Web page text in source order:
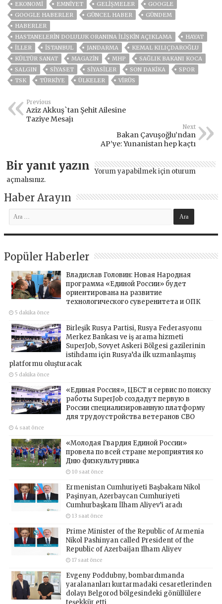
EKONOMİ
EMNİYET GELIŞMELER
GOOGLE
GOOGLE HABERLER
GÜNCEL HABER
GÜNDEM
HABERLER
HASTANELERIN DOLULUK ORANINA ILIŞKIN AÇIKLAMA
HAYAT
İLLER
ISTANBUL JANDARMA
KEMAL KILIÇDAROĞLU
KÜLTÜR SANAT
MAGAZİN MHP
SAĞLIK BAKANI KOCA
SALGIN
SİYASET SİYASİLER SON DAKIKA
SPOR
TSK
TÜRKİYE ÜLKELER VIRÜS
Previous
Aziz Akkuş`tan Şehit Ailesine
Taziye Mesajı
Next
Bakan Çavuşoğlu’ndan
AP’ye: Yunanistan hep kaçtı
Bir yanıt yazın Yorum yapabilmek için oturum
açmalısınız.
Haber Arayın
Popüler Haberler
Владислав Головин: Новая Народная
программа «Единой России» будет
ориентирована на развитие
технологического суверенитета и ОПК
5 dakika önce
Birleşik Rusya Partisi, Rusya Federasyonu
Merkez Bankası ve iş arama hizmeti
SuperJob, Sovyet Askeri Bölgesi gazilerinin
istihdamı için Rusya’da ilk uzmanlaşmış
platformu oluşturacak
5 dakika önce
«Единая Россия», ЦБСТ и сервис по поиску
работы SuperJob создадут первую в
России специализированную платформу
для трудоустройства ветеранов СВО
4 saat önce
«Молодая Гвардия Единой России»
провела по всей стране мероприятия ко
Дню физкультурника
10 saat önce
Ermenistan Cumhuriyeti Başbakanı Nikol
Paşinyan, Azerbaycan Cumhuriyeti
Cumhurbaşkanı İlham Aliyev’i aradı
13 saat önce
Prime Minister of the Republic of Armenia
Nikol Pashinyan called President of the
Republic of Azerbaijan Ilham Aliyev
17 saat önce
Evgeny Poddubny, bombardımanda
yaralananları kurtarmadaki cesaretlerinden
dolayı Belgorod bölgesindeki gönüllülere